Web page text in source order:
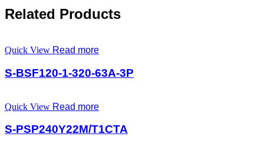
Related Products
Quick View Read more
S-BSF120-1-320-63A-3P
Quick View Read more
S-PSP240Y22M/T1CTA